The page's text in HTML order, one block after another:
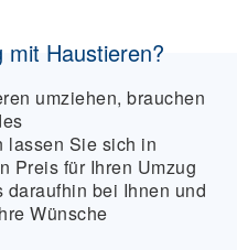
mit Haustieren?
umziehen, brauchen
lassen Sie sich in
Preis für Ihren Umzug
bei Ihnen und
Wünsche